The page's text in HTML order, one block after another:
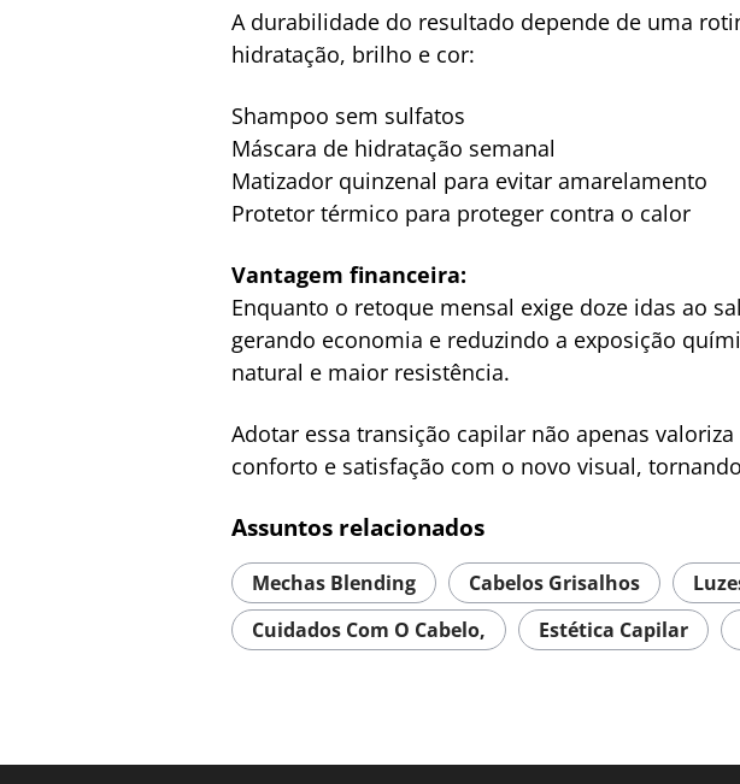
A durabilidade do resultado depende de uma
hidratação, brilho e cor:
Shampoo sem sulfatos
Máscara de hidratação semanal
Matizador quinzenal para evitar amarelamento
Protetor térmico para proteger contra o calor
Vantagem financeira:
Enquanto o retoque mensal exige doze idas ao
gerando economia e reduzindo a exposição
natural e maior resistência.
Adotar essa transição capilar não apenas
conforto e satisfação com o novo visual,
Assuntos relacionados
Mechas Blending Cabelos Grisalhos
Cuidados Com O Cabelo,
Estética Capilar